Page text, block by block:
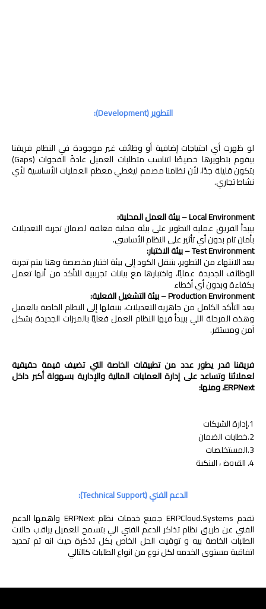
التطوير (Development):
لو ظهرت أي احتياجات إضافية أو وظائف غير موجودة في النظام فريقنا
بيقوم بتطويرها خصيصًا لتناسب متطلبات العميل عادةً الفجوات (Gaps)
بتكون قليلة جدًا، لأن نظامنا مصمم ليغطي معظم العمليات الأساسية لأي
نشاط تجاري.
Local Environment – بيئة العمل المحلية:
بيبدأ الفريق عملية التطوير على بيئة محلية مغلقة لضمان تجربة التعديلات
بأمان تام بدون أي تأثير على النظام الأساسي.
Test Environment – بيئة الاختبار:
بعد الانتهاء من التطوير، بننقل الكود إلى بيئة اختبار مخصصة وهنا بيتم تجربة
الوظائف الجديدة عمليًا، واختبارها مع بيانات تجريبية للتأكد من أنها تعمل
بكفاءة وبدون أي أخطاء
Production Environment – بيئة التشغيل الفعلية:
بعد التأكد الكامل من جاهزية التعديلات، بننقلها إلى النظام الخاصة بالعميل
وهذه المرحلة اللي بيبدأ فيها النظام العمل فعليًا بالميزات الجديدة بشكل
آمن ومستقر.
فريقنا قدر يطور عدد من تطبيقات الخاصة التي تضيف قيمة حقيقية
لعملائنا وتساعد على إدارة العمليات المالية والإدارية بسهولة أكبر داخل
ERPNext، ومنها:
1.إدارة الشيكات
2.خطابات الضمان
3.المستخلصات
4. القروض البنكية
وغيرها من التطبيقات المخصصة التي تلبي احتياجات مختلفة في قطاعات
الدعم الفني (Technical Support):
تقدم ERPCloud.Systems جميع خدمات نظام ERPNext واهمها الدعم
الفني عن طريق نظام تذاكر الدعم الفني الي بتسمح للعميل يراقب حالات
الطلبات الخاصة بيه و توقيت الحل الخاص بكل تذكرة حيث انه تم تحديد
اتفاقية مستوى الخدمه لكل نوع من انواع الطلبات كالتالي